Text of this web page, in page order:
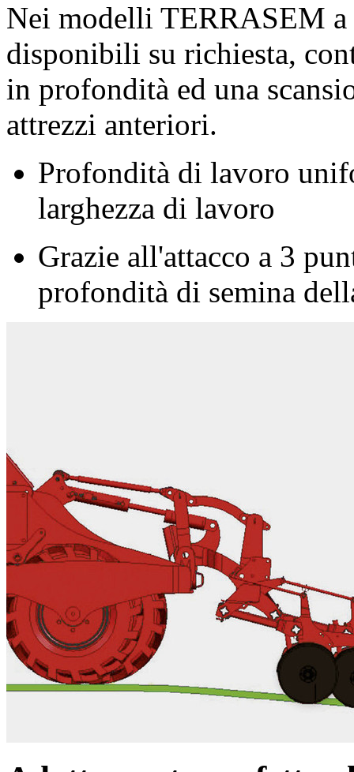
Nei modelli TERRASEM
disponibili su richiesta,
in profondità ed una
attrezzi anteriori.
Profondità di lavoro
larghezza di lavoro
Grazie all'attacco a 3
profondità di semina